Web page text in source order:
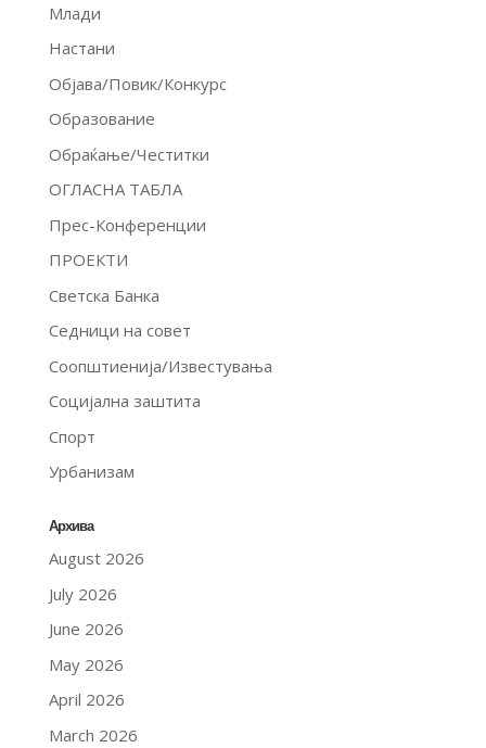
Млади
Настани
Објава/Повик/Конкурс
Образование
Обраќање/Честитки
ОГЛАСНА ТАБЛА
Прес-Конференции
ПРОЕКТИ
Светска Банка
Седници на совет
Соопштиенија/Известувања
Социјална заштита
Спорт
Урбанизам
Архива
August 2026
July 2026
June 2026
May 2026
April 2026
March 2026